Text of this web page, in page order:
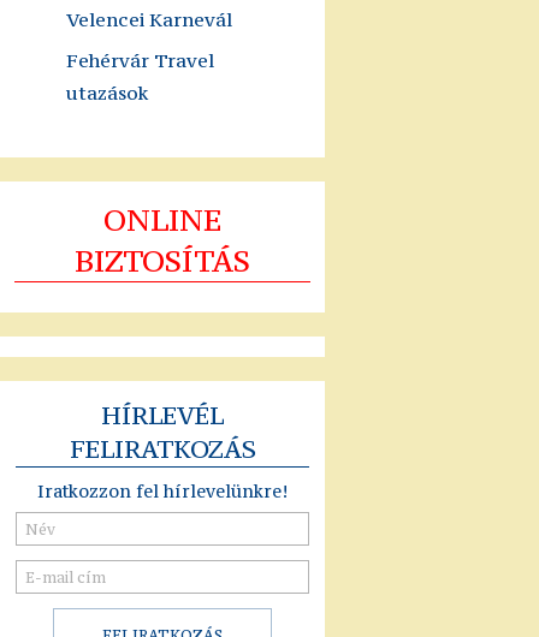
Velencei Karnevál
Fehérvár Travel
utazások
ONLINE
BIZTOSÍTÁS
HÍRLEVÉL
FELIRATKOZÁS
Iratkozzon fel hírlevelünkre!